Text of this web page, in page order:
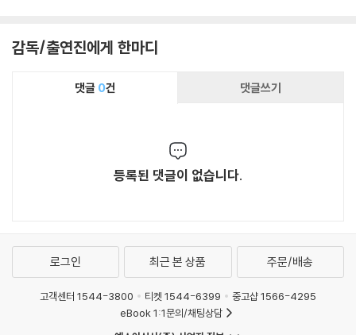
감독/출연진에게 한마디
댓글 0건 댓글쓰기
등록된 댓글이 없습니다.
로그인 최근 본 상품 주문/배송
고객센터 1544-3800 티켓 1544-6399
중고샵 1566-4295
eBook 1:1문의/채팅상담